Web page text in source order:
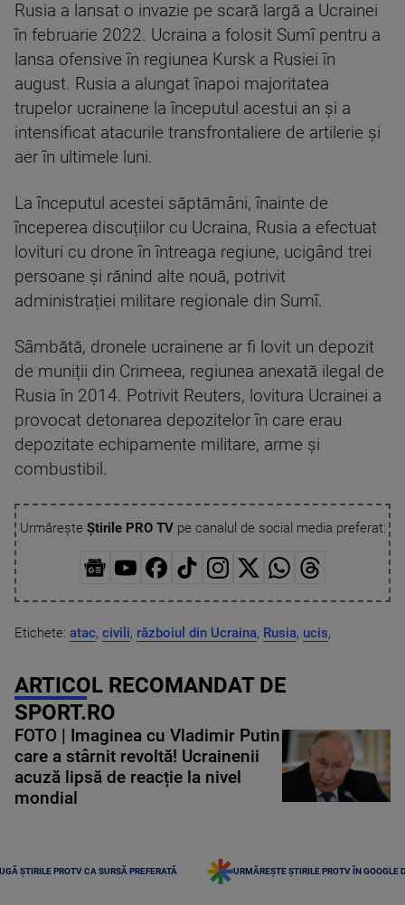
Rusia a lansat o invazie pe scară largă a Ucrainei
în februarie 2022. Ucraina a folosit Sumî pentru a
lansa ofensive în regiunea Kursk a Rusiei în
august. Rusia a alungat înapoi majoritatea
trupelor ucrainene la începutul acestui an și a
intensificat atacurile transfrontaliere de artilerie și
aer în ultimele luni.
La începutul acestei săptămâni, înainte de
începerea discuțiilor cu Ucraina, Rusia a efectuat
lovituri cu drone în întreaga regiune, ucigând trei
persoane și rănind alte nouă, potrivit
administrației militare regionale din Sumî.
Sâmbătă, dronele ucrainene ar fi lovit un depozit
de muniții din Crimeea, regiunea anexată ilegal de
Rusia în 2014. Potrivit Reuters, lovitura Ucrainei a
provocat detonarea depozitelor în care erau
depozitate echipamente militare, arme și
combustibil.
Urmărește Știrile PRO TVpe canalul de social media preferat:
Etichete: atac, civili, războiul din Ucraina, Rusia, ucis,
ARTICOL RECOMANDAT DE
SPORT.RO
FOTO | Imaginea cu Vladimir Putin
care a stârnit revoltă! Ucrainenii
acuză lipsă de reacție la nivel
mondial
ȘTIRILE PROTV CA SURSĂ PREFERATĂ URMĂREȘTE ȘTIRILE PROTV ÎN GOOGLE